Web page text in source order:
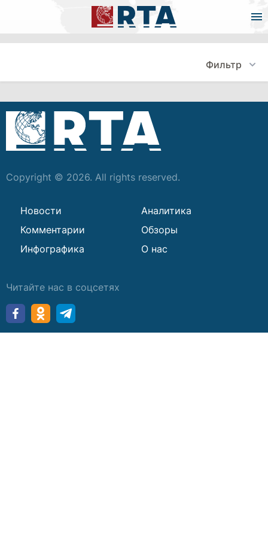
Фильтр
Copyright © 2026. All rights reserved.
Новости
Аналитика
Комментарии
Обзоры
Инфографика
О нас
Читайте нас в соцсетях